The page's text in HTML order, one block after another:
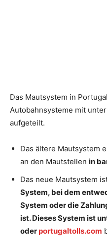
Das Mautsystem in
Autobahnsysteme mit
aufgeteilt.
Das ältere Mautsystem
an den Mautstellen in
Das neue Mautsystem
System, bei dem
System oder die
ist. Dieses System ist
oder portugaltolls.com